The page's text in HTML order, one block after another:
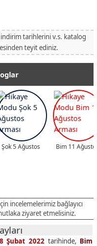
tarihlerini v.s. katalog
teyit ediniz.
Şok 5 Ağustos Bim 11
incelemelerimiz bağlayıcı
ziyaret etmelisiniz.
Şubat 2022tarihinde, Bim